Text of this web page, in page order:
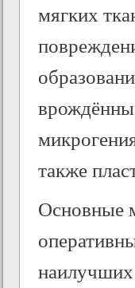
мягких
также
Основные
наилучших